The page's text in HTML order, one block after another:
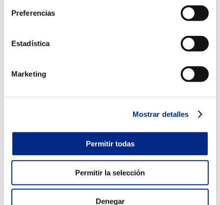
Preferencias
Estadística
Marketing
Mostrar detalles
Permitir todas
Permitir la selección
Denegar
2.Limpiar la batería de la
Lacontaminación
es uno de los factores que más
El grado de suciedad, dependerá mucho de dónde y
que si está protegida dentro de alguna terraza, o si
La limpieza de las baterías hay que realizarla con
mucho cuidado y sin apretar. Tampoco hay que usar
Al tratarse de una operación un tanto delicada, en